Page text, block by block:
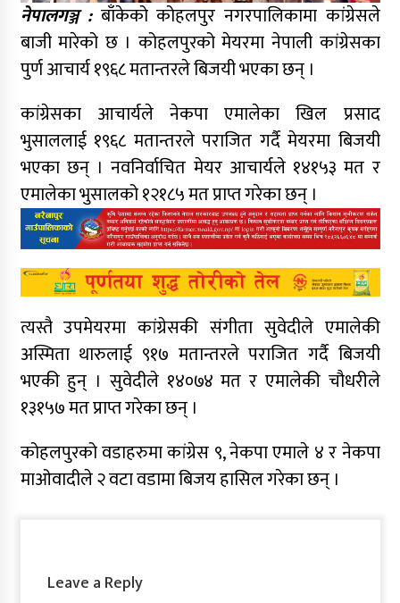
नेपालगञ्ज : बाँकेको कोहलपुर नगरपालिकामा कांग्रेसले
बाजी मारेको छ । कोहलपुरको मेयरमा नेपाली कांग्रेसका
पुर्ण आचार्य १९६८ मतान्तरले बिजयी भएका छन् ।
कांग्रेसका आचार्यले नेकपा एमालेका खिल प्रसाद
भुसाललाई १९६८ मतान्तरले पराजित गर्दै मेयरमा बिजयी
भएका छन् । नवनिर्वाचित मेयर आचार्यले १४१५३ मत र
एमालेका भुसालको १२१८५ मत प्राप्त गरेका छन् ।
त्यस्तै उपमेयरमा कांग्रेसकी संगीता सुवेदीले एमालेकी
अस्मिता थारुलाई ९१७ मतान्तरले पराजित गर्दै बिजयी
भएकी हुन् । सुवेदीले १४०७४ मत र एमालेकी चौधरीले
१३१५७ मत प्राप्त गरेका छन् ।
कोहलपुरको वडाहरुमा कांग्रेस ९, नेकपा एमाले ४ र नेकपा
माओवादीले २ वटा वडामा बिजय हासिल गरेका छन् ।
Leave a Reply